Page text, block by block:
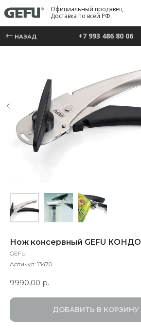
НАЗАД +7 993 486 80 06
Официальный продавец
Доставка по всей РФ
Нож консервный GEFU КОНДО
GEFU
Артикул: 13470
9990,00 р.
ДОБАВИТЬ В КОРЗИНУ